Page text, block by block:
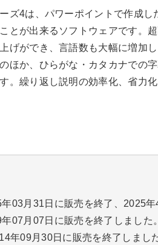
ズ4は、パワーポイントで作成
とが出来るソフトウェアです。
げができ、言語数も大幅に増加
ほか、ひらがな・カタカナでの
。繰り返し説明の効率化、省力
03月31日に販売を終了、2025年
07月07日に販売を終了しました。
年09月30日に販売を終了しました